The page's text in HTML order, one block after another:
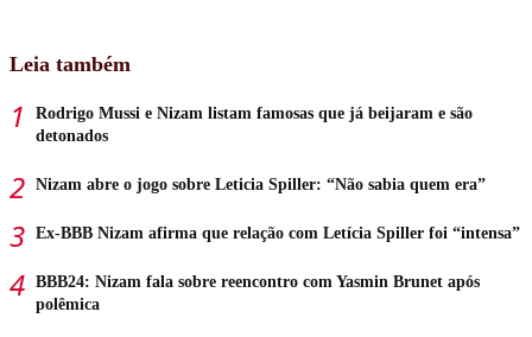
Leia também
Rodrigo Mussi e Nizam listam famosas que já beijaram e são
detonados
Nizam abre o jogo sobre Leticia Spiller: “Não sabia quem era”
Ex-BBB Nizam afirma que relação com Letícia Spiller foi “intensa”
BBB24: Nizam fala sobre reencontro com Yasmin Brunet após
polêmica